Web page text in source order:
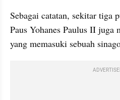
Sebagai catatan, sekitar tiga
Paus Yohanes Paulus II juga
yang memasuki sebuah